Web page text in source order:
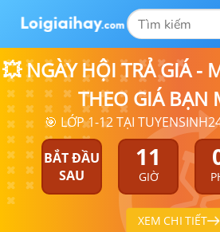
💥 NGÀY HỘI TRẢ GIÁ -
THEO GIÁ BẠN
🎯 LỚP 1-12 TẠI
BẮT ĐẦU
SAU
11
GIỜ
XEM CHI TIẾT